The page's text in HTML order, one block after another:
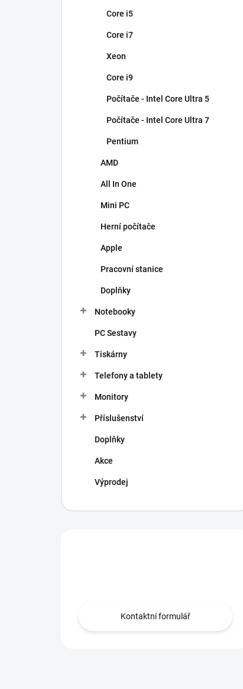
Core i5
Core i7
Xeon
Core i9
Počítače - Intel Core Ultra 5
Počítače - Intel Core Ultra 7
Pentium
AMD
All In One
Mini PC
Herní počítače
Apple
Pracovní stanice
Doplňky
Notebooky
PC Sestavy
Tiskárny
Telefony a tablety
Monitory
Příslušenství
Doplňky
Akce
Výprodej
Kontaktní formulář